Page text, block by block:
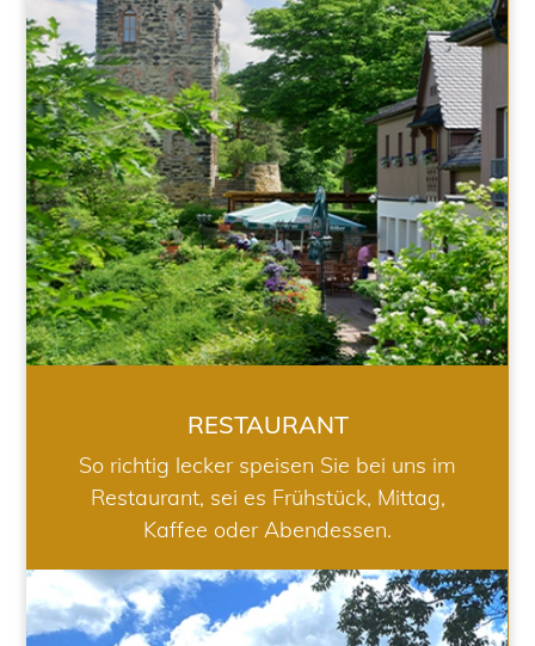
RESTAURANT
RESTAURANT
So richtig lecker speisen Sie bei uns im
Restaurant, sei es Frühstück, Mittag,
Kaffee oder Abendessen.